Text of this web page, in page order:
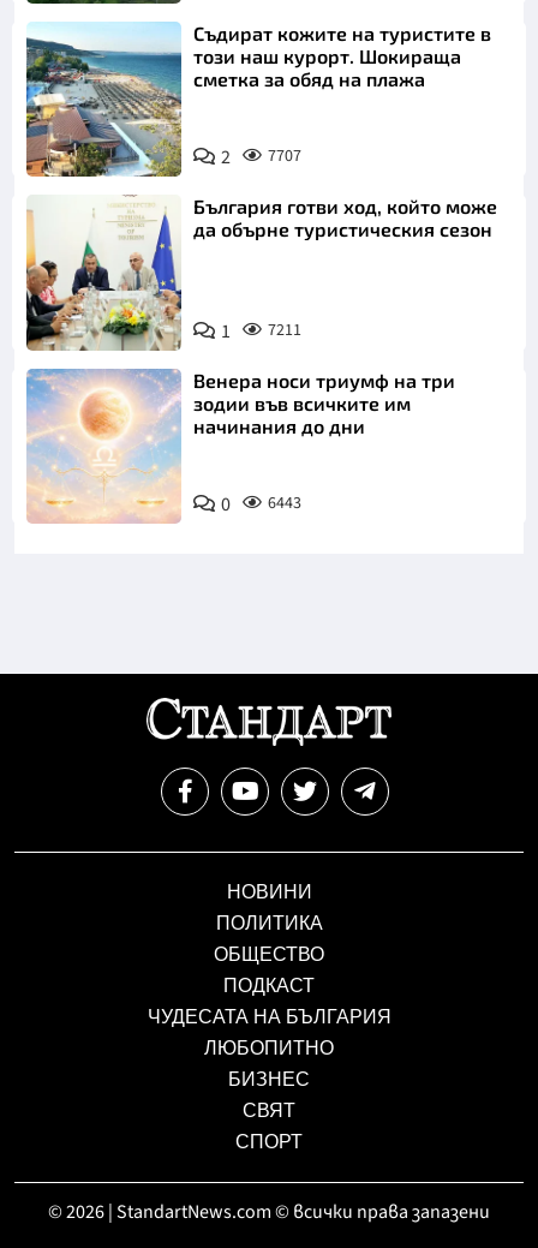
Съдират кожите на туристите в
този наш курорт. Шокираща
сметка за обяд на плажа
2 7707
България готви ход, който може
да обърне туристическия сезон
1 7211
Венера носи триумф на три
зодии във всичките им
начинания до дни
0 6443
НОВИНИ
ПОЛИТИКА
ОБЩЕСТВО
ПОДКАСТ
ЧУДЕСАТА НА БЪЛГАРИЯ
ЛЮБОПИТНО
БИЗНЕС
СВЯТ
СПОРТ
© 2026 | StandartNews.com © всички права запазени